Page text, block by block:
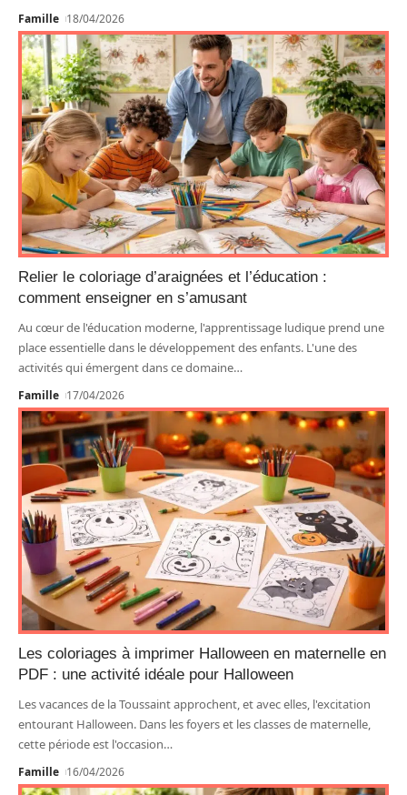
Famille 18/04/2026
Relier le coloriage d’araignées et l’éducation :
comment enseigner en s’amusant
Au cœur de l'éducation moderne, l'apprentissage ludique prend une
place essentielle dans le développement des enfants. L'une des
activités qui émergent dans ce domaine…
Famille 17/04/2026
Les coloriages à imprimer Halloween en maternelle en
PDF : une activité idéale pour Halloween
Les vacances de la Toussaint approchent, et avec elles, l'excitation
entourant Halloween. Dans les foyers et les classes de maternelle,
cette période est l'occasion…
Famille 16/04/2026